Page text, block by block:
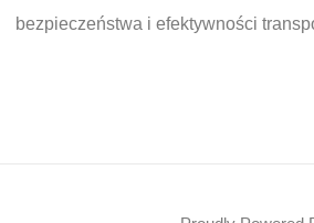
bezpieczeństwa i efektywności